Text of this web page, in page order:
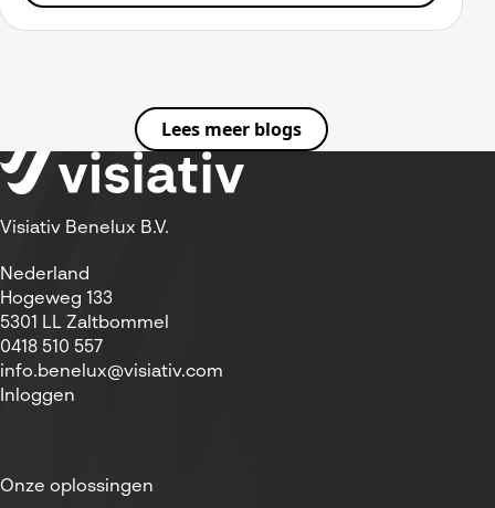
Lees meer blogs
Visiativ Benelux B.V.
Nederland
Hogeweg 133
5301 LL Zaltbommel
0418 510 557
info.benelux@visiativ.com
Inloggen
Onze oplossingen